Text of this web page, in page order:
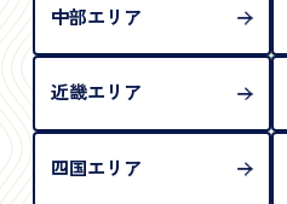
中部エリア
近畿エリア
四国エリア